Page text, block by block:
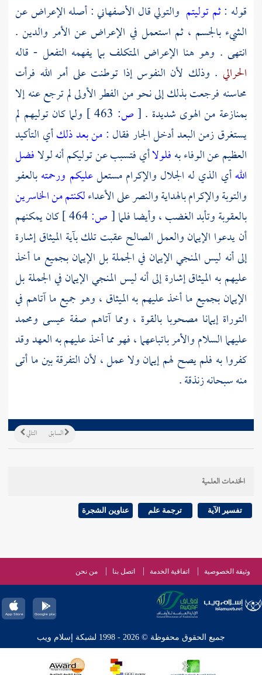
قوله :ثم توليتم والتولي قال الأصفهاني: أصله الإعراض عن
الشيء بالجسم ، ثم استعمل في الإعراض عن الأمر والدين .
انتهى . وهو هنا الإعراض المتكلف بما يفهمه التفعل - قاله
الحرالي . وذلك لأن النفوس إذا توطنت على أمر الله فرأت
محاسنه فرجعت بذلك إلى نحو من الفطر الأولى لم ترجع عنه إلا
بمنازعة من الهوى شديدة . [ص:
ولما كان توليهم لم
يستغرق زمن البعد أدخل الجار فقال :من بعد ذلكأي التأكيد
العظيم عن الوفاء بهفلولاأي فتسبب عن توليكم أنه لولافضل
اللهأي الذي له الجلال والإكرام مستعلعليكم ورحمتهبالعفو
والتوبة والإكرام بالهداية والنصر على الأعداءلكنتم من الخاسرين
بالعقوبة وتأبد الغضب ، وأيضا فلما[ص:
كان يمكنهم
أن يدعوا الإيمان والعمل الصالح عقبت تلك بآية الميثاق إشارة
إلى أنه ليس المنجي الإيمان في الجملة بل الإيمان بجميع ما أخذ
عليهم به الميثاق إشارة إلى أنه ليس المنجي الإيمان في الجملة بل
الإيمان بجميع ما أخذ عليهم به الميثاق ، وهو جميع ما آتاهم في
التوراة إيمانا مصحوبا بالقوة ، ومما آتاهم صفة عيسى ومحمد
عليهما السلام والأمر باتباعهما ، فهو مما أخذ عليهم به العهد وقد
كفروا به فلم يصح لهم إيمان ولا عمل ، لأن التفرقة بين ما أتى
منه سبحانه زنذقة .
التالي السابق
الخدمات العلمية
تفسير الآية ترجمة علم عناوين الشجرة
وثيقة الخصوصية اتفاقية الخدمة اتصل بنا من نحن
جميع الحقوق محفوظة © 2026 - 1998 لشبكة إسلام ويب